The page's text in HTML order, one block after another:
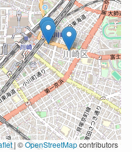
| ©OpenStreetMapcontributors